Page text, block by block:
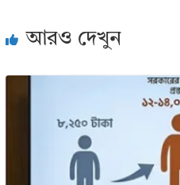
আরও দেখুন